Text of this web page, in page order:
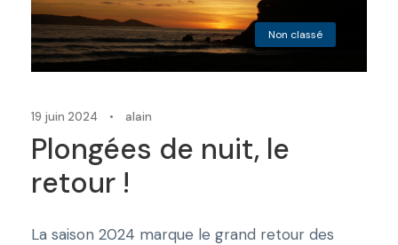
Non classé
19 juin 2024 • alain
Plongées de nuit, le
retour !
La saison 2024 marque le grand retour des